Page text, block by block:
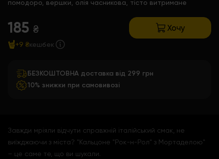
помодоро, вершки, олія часникова, тісто витримане
185 ₴ Хочу
+9 ₴кешбек
БЕЗКОШТОВНА доставка від 299 грн
10% знижки при самовивозі
Завжди мріяли відчути справжній італійський смак, не
виїжджаючи з міста? "Кальцоне "Рок-н-Рол" з Мортаделою"
– це саме те, що ви шукали.